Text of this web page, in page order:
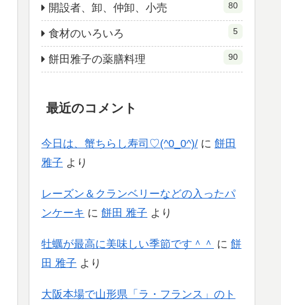
開設者、卸、仲卸、小売 80
食材のいろいろ 5
餅田雅子の薬膳料理 90
最近のコメント
今日は、蟹ちらし寿司♡(^0_0^)/ に 餅田
雅子 より
レーズン＆クランベリーなどの入ったパ
ンケーキ に 餅田 雅子 より
牡蠣が最高に美味しい季節です＾＾ に 餅
田 雅子 より
大阪本場で山形県「ラ・フランス」のト